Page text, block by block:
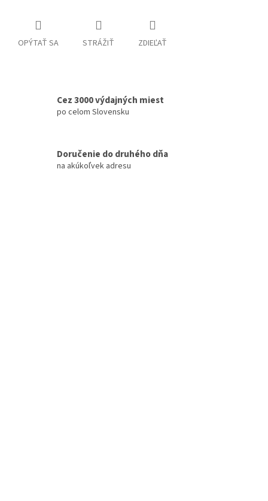
OPÝTAŤ SA STRÁŽIŤ ZDIEĽAŤ
Cez 3000 výdajných miest
po celom Slovensku
Doručenie do druhého dňa
na akúkoľvek adresu